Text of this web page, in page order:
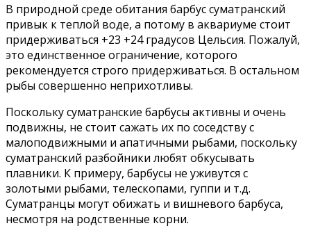
В природной среде обитания барбус суматранский
привык к теплой воде, а потому в аквариуме стоит
придерживаться +23 +24 градусов Цельсия. Пожалуй,
это единственное ограничение, которого
рекомендуется строго придерживаться. В остальном
рыбы совершенно неприхотливы.
Поскольку суматранские барбусы активны и очень
подвижны, не стоит сажать их по соседству с
малоподвижными и апатичными рыбами, поскольку
суматранский разбойники любят обкусывать
плавники. К примеру, барбусы не уживутся с
золотыми рыбами, телескопами, гуппи и т.д.
Суматранцы могут обижать и вишневого барбуса,
несмотря на родственные корни.